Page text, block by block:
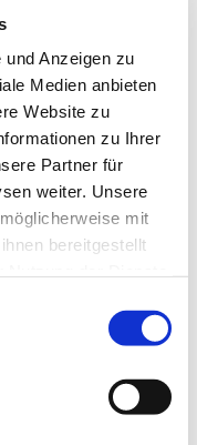
Anzeigen zu
Medien anbieten
Website zu
zu Ihrer
Partner für
weiter. Unsere
mit
bereitgestellt